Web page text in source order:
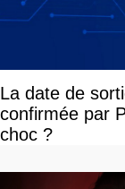
La date de
confirmée par
choc ?